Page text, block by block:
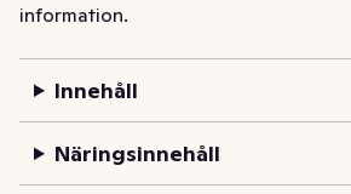
information.
Innehåll
Näringsinnehåll